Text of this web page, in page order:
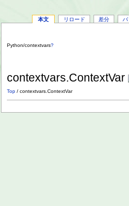
本文 リロード 差分 バ
Python/contextvars?
contextvars.ContextVar
Top / contextvars.ContextVar